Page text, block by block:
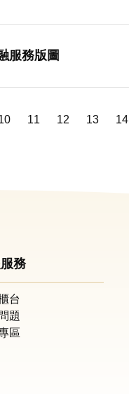
服務版圖
11 12 13 14
務
台
題
區